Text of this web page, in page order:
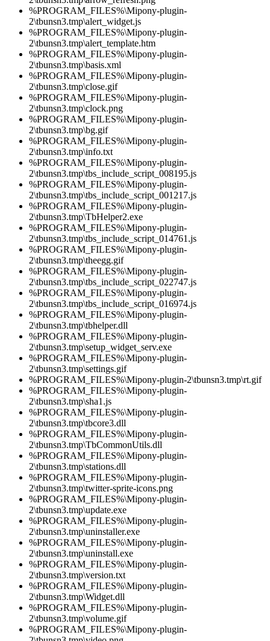
%PROGRAM_FILES%\Mipony-plugin-
2\tbunsn3.tmp\alert_widget.js
%PROGRAM_FILES%\Mipony-plugin-
2\tbunsn3.tmp\alert_template.htm
%PROGRAM_FILES%\Mipony-plugin-
2\tbunsn3.tmp\basis.xml
%PROGRAM_FILES%\Mipony-plugin-
2\tbunsn3.tmp\close.gif
%PROGRAM_FILES%\Mipony-plugin-
2\tbunsn3.tmp\clock.png
%PROGRAM_FILES%\Mipony-plugin-
2\tbunsn3.tmp\bg.gif
%PROGRAM_FILES%\Mipony-plugin-
2\tbunsn3.tmp\info.txt
%PROGRAM_FILES%\Mipony-plugin-
2\tbunsn3.tmp\tbs_include_script_008195.js
%PROGRAM_FILES%\Mipony-plugin-
2\tbunsn3.tmp\tbs_include_script_001217.js
%PROGRAM_FILES%\Mipony-plugin-
2\tbunsn3.tmp\TbHelper2.exe
%PROGRAM_FILES%\Mipony-plugin-
2\tbunsn3.tmp\tbs_include_script_014761.js
%PROGRAM_FILES%\Mipony-plugin-
2\tbunsn3.tmp\theegg.gif
%PROGRAM_FILES%\Mipony-plugin-
2\tbunsn3.tmp\tbs_include_script_022747.js
%PROGRAM_FILES%\Mipony-plugin-
2\tbunsn3.tmp\tbs_include_script_016974.js
%PROGRAM_FILES%\Mipony-plugin-
2\tbunsn3.tmp\tbhelper.dll
%PROGRAM_FILES%\Mipony-plugin-
2\tbunsn3.tmp\setup_widget_serv.exe
%PROGRAM_FILES%\Mipony-plugin-
2\tbunsn3.tmp\settings.gif
%PROGRAM_FILES%\Mipony-plugin-2\tbunsn3.tmp\rt.gif
%PROGRAM_FILES%\Mipony-plugin-
2\tbunsn3.tmp\sha1.js
%PROGRAM_FILES%\Mipony-plugin-
2\tbunsn3.tmp\tbcore3.dll
%PROGRAM_FILES%\Mipony-plugin-
2\tbunsn3.tmp\TbCommonUtils.dll
%PROGRAM_FILES%\Mipony-plugin-
2\tbunsn3.tmp\stations.dll
%PROGRAM_FILES%\Mipony-plugin-
2\tbunsn3.tmp\twitter-sprite-icons.png
%PROGRAM_FILES%\Mipony-plugin-
2\tbunsn3.tmp\update.exe
%PROGRAM_FILES%\Mipony-plugin-
2\tbunsn3.tmp\uninstaller.exe
%PROGRAM_FILES%\Mipony-plugin-
2\tbunsn3.tmp\uninstall.exe
%PROGRAM_FILES%\Mipony-plugin-
2\tbunsn3.tmp\version.txt
%PROGRAM_FILES%\Mipony-plugin-
2\tbunsn3.tmp\Widget.dll
%PROGRAM_FILES%\Mipony-plugin-
2\tbunsn3.tmp\volume.gif
%PROGRAM_FILES%\Mipony-plugin-